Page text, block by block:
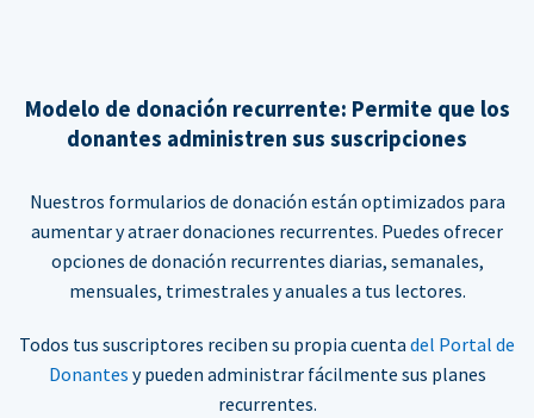
Modelo de donación recurrente: Permite que los
donantes administren sus suscripciones
Nuestros formularios de donación están optimizados para
aumentar y atraer donaciones recurrentes. Puedes ofrecer
opciones de donación recurrentes diarias, semanales,
mensuales, trimestrales y anuales a tus lectores.
Todos tus suscriptores reciben su propia cuenta del Portal de
Donantes y pueden administrar fácilmente sus planes
recurrentes.